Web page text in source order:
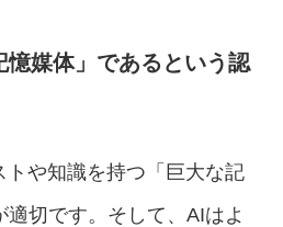
憶媒体」であるという認
や知識を持つ「巨大な記
切です。そして、AIはよ